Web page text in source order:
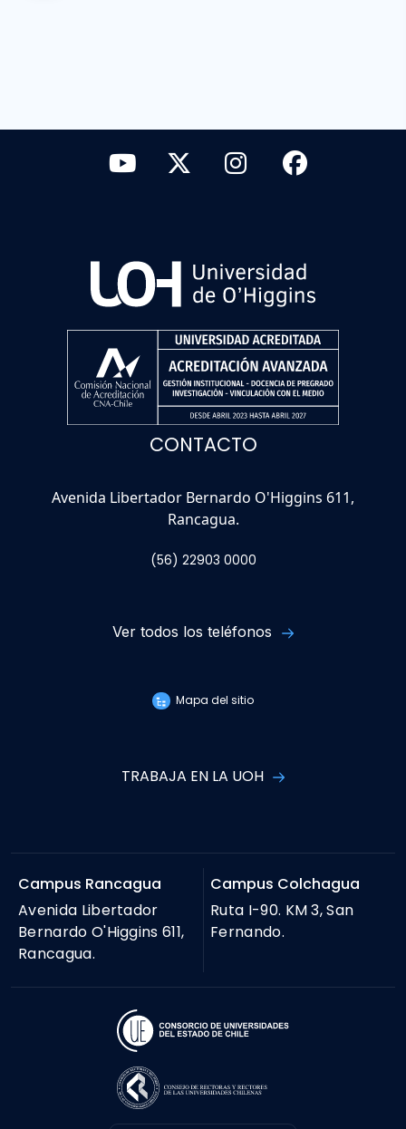
CONTACTO
Avenida Libertador Bernardo O'Higgins 611,
Rancagua.
(56) 22903 0000
Ver todos los teléfonos
Mapa del sitio
TRABAJA EN LA UOH
Campus Rancagua
Avenida Libertador
Bernardo O'Higgins 611,
Rancagua.
Campus Colchagua
Ruta I-90. KM 3, San
Fernando.